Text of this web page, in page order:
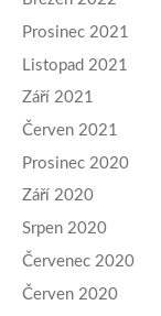
Prosinec 2021
Listopad 2021
Září 2021
Červen 2021
Prosinec 2020
Září 2020
Srpen 2020
Červenec 2020
Červen 2020